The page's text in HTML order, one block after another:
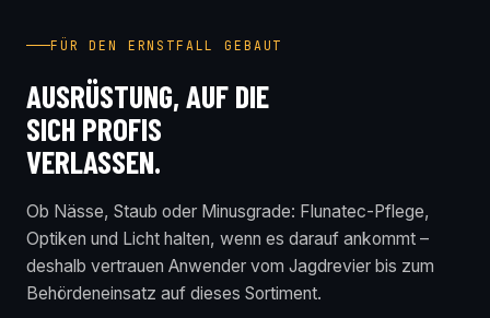
FÜR DEN ERNSTFALL GEBAUT
AUSRÜSTUNG, AUF DIE
SICH PROFIS
VERLASSEN.
Ob Nässe, Staub oder Minusgrade: Flunatec-Pflege,
Optiken und Licht halten, wenn es darauf ankommt –
deshalb vertrauen Anwender vom Jagdrevier bis zum
Behördeneinsatz auf dieses Sortiment.